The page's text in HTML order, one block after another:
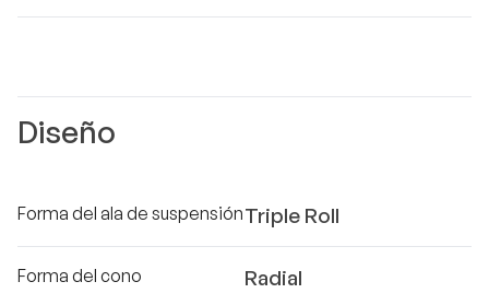
Diseño
Forma del ala de suspensiónTriple Roll
Forma del cono Radial